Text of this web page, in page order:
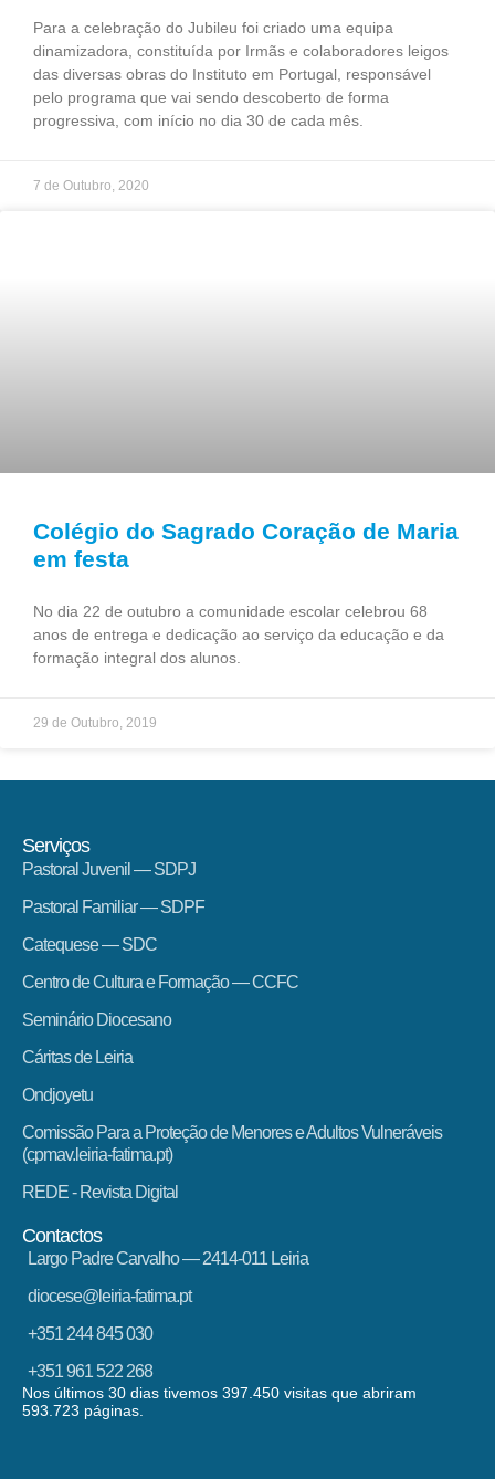
Para a celebração do Jubileu foi criado uma equipa
dinamizadora, constituída por Irmãs e colaboradores leigos
das diversas obras do Instituto em Portugal, responsável
pelo programa que vai sendo descoberto de forma
progressiva, com início no dia 30 de cada mês.
7 de Outubro, 2020
Colégio do Sagrado Coração de Maria
em festa
No dia 22 de outubro a comunidade escolar celebrou 68
anos de entrega e dedicação ao serviço da educação e da
formação integral dos alunos.
29 de Outubro, 2019
Serviços
Pastoral Juvenil — SDPJ
Pastoral Familiar — SDPF
Catequese — SDC
Centro de Cultura e Formação — CCFC
Seminário Diocesano
Cáritas de Leiria
Ondjoyetu
Comissão Para a Proteção de Menores e Adultos Vulneráveis
(cpmav.leiria-fatima.pt)
REDE - Revista Digital
Contactos
Largo Padre Carvalho — 2414-011 Leiria
diocese@leiria-fatima.pt
+351 244 845 030
+351 961 522 268
Nos últimos 30 dias tivemos 397.450 visitas que abriram
593.723 páginas.